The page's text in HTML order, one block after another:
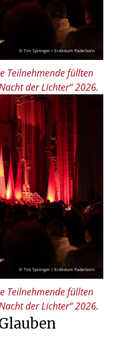
© Tim Sprenger / Erzbistum Paderborn
Teilnehmende füllten
der Lichter“ 2026.
© Tim Sprenger / Erzbistum Paderborn
Teilnehmende füllten
der Lichter“ 2026.